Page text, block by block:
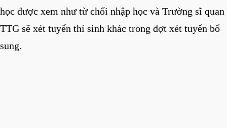
học được xem như từ chối nhập học và Trường sĩ quan
TTG sẽ xét tuyển thí sinh khác trong đợt xét tuyển bổ
sung.